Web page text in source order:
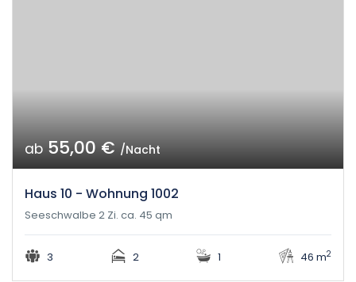
ab55,00 €/Nacht
Haus 10 - Wohnung 1002
Seeschwalbe 2 Zi. ca. 45 qm
3 2 1 46 m2